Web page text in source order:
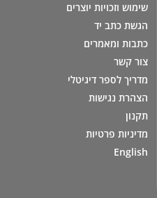
שימוש וזכויות יוצרים
הגשת כתב יד
כתבות ומאמרים
צור קשר
מדריך לספר דיגיטלי
הצהרת נגישות
תקנון
מדיניות פרטיות
English